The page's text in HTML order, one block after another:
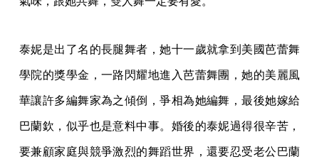
泰妮是出了名的長腿舞者，她十一歲就拿到美國芭蕾舞
學院的獎學金，一路閃耀地進入芭蕾舞團，她的美麗風
華讓許多編舞家為之傾倒，爭相為她編舞，最後她嫁給
巴蘭欽，似乎也是意料中事。婚後的泰妮過得很辛苦，
要兼顧家庭與競爭激烈的舞蹈世界，還要忍受老公巴蘭